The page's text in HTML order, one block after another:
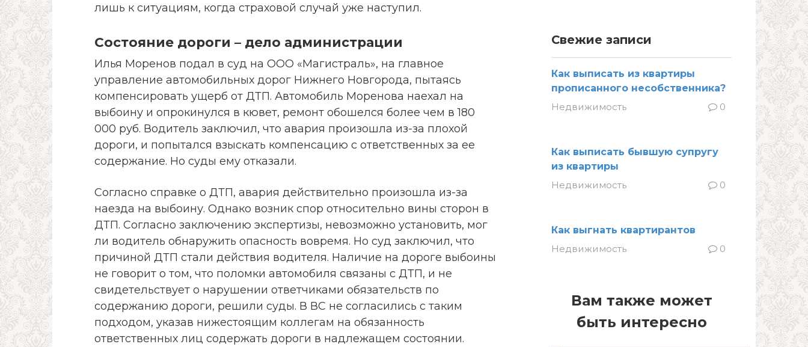
лишь к ситуациям, когда страховой случай уже наступил.
Состояние дороги – дело администрации
Илья Моренов подал в суд на ООО «Магистраль», на главное
управление автомобильных дорог Нижнего Новгорода, пытаясь
компенсировать ущерб от ДТП. Автомобиль Моренова наехал на
выбоину и опрокинулся в кювет, ремонт обошелся более чем в 180
000 руб. Водитель заключил, что авария произошла из-за плохой
дороги, и попытался взыскать компенсацию с ответственных за ее
содержание. Но суды ему отказали.
Согласно справке о ДТП, авария действительно произошла из-за
наезда на выбоину. Однако возник спор относительно вины сторон в
ДТП. Согласно заключению экспертизы, невозможно установить, мог
ли водитель обнаружить опасность вовремя. Но суд заключил, что
причиной ДТП стали действия водителя. Наличие на дороге выбоины
не говорит о том, что поломки автомобиля связаны с ДТП, и не
свидетельствует о нарушении ответчиками обязательств по
содержанию дороги, решили суды. В ВС не согласились с таким
подходом, указав нижестоящим коллегам на обязанность
ответственных лиц содержать дороги в надлежащем состоянии.
Свежие записи
Как выписать из квартиры
прописанного несобственника?
Недвижимость
0
Как выписать бывшую супругу
из квартиры
Недвижимость
0
Как выгнать квартирантов
Недвижимость
0
Вам также может
быть интересно